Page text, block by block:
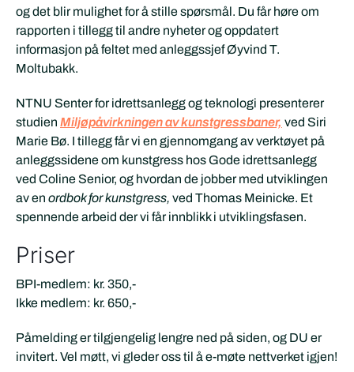
og det blir mulighet for å stille spørsmål. Du får høre om
rapporten i tillegg til andre nyheter og oppdatert
informasjon på feltet med anleggssjef Øyvind T.
Moltubakk.
NTNU Senter for idrettsanlegg og teknologi presenterer
studien Miljøpåvirkningen av kunstgressbaner, ved Siri
Marie Bø. I tillegg får vi en gjennomgang av verktøyet på
anleggssidene om kunstgress hos Gode idrettsanlegg
ved Coline Senior, og hvordan de jobber med utviklingen
av en ordbok for kunstgress, ved Thomas Meinicke. Et
spennende arbeid der vi får innblikk i utviklingsfasen.
Priser
BPI-medlem: kr. 350,-
Ikke medlem: kr. 650,-
Påmelding er tilgjengelig lengre ned på siden, og DU er
invitert. Vel møtt, vi gleder oss til å e-møte nettverket igjen!